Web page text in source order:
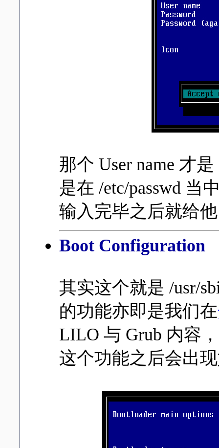
那个 User name 才
是在 /etc/passwd 当
输入完毕之后就给
Boot Configuration
其实这个就是 /usr/
的功能亦即是我们在
LILO 与 Grub 内容
这个功能之后会出